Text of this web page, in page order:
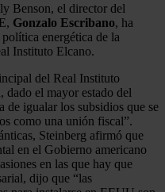
Benson, el director del
Gonzalo Escribano, ha
energética de la
Instituto Elcano.
del Real Instituto
dado el mayor estado del
de igualar los subsidios que se
como una unión fiscal”.
Steinberg afirmó que
en el Gobierno americano
en las que hay que
dijo que “las